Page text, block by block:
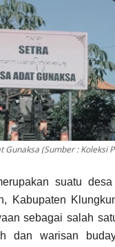
Gunaksa (Sumber : Koleksi
suatu
Kabupaten
sebagai salah
dan warisan